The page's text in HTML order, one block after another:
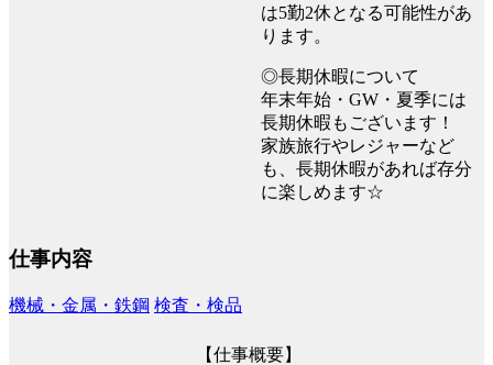
は5勤2休となる可能性があ
ります。
◎長期休暇について
年末年始・GW・夏季には
長期休暇もございます！
家族旅行やレジャーなど
も、長期休暇があれば存分
に楽しめます☆
仕事内容
機械・金属・鉄鋼 検査・検品
【仕事概要】